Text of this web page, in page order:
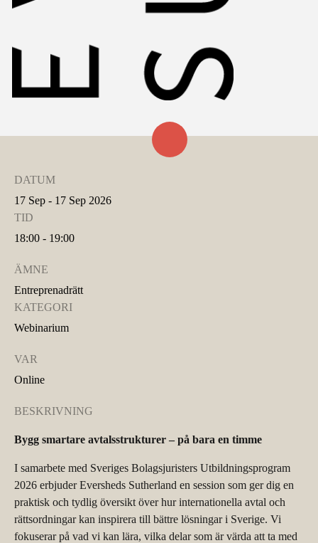
DATUM
17 Sep - 17 Sep 2026
TID
18:00 - 19:00
ÄMNE
Entreprenadrätt
KATEGORI
Webinarium
VAR
Online
BESKRIVNING
Bygg smartare avtalsstrukturer – på bara en timme
I samarbete med Sveriges Bolagsjuristers Utbildningsprogram
2026 erbjuderEversheds Sutherland en session som ger dig en
praktisk och tydlig översikt över hur internationella avtal och
rättsordningar kan inspirera till bättre lösningar i Sverige. Vi
fokuserar på vad vi kan lära, vilka delar som är värda att ta med